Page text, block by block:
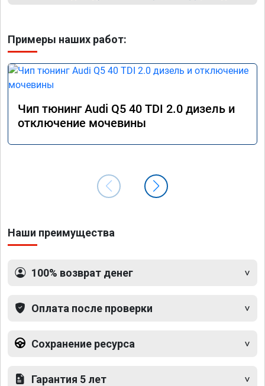
Примеры наших работ:
Чип тюнинг Audi Q5 40 TDI 2.0 дизель и
отключение мочевины
Наши преимущества
100% возврат денег
Оплата после проверки
Сохранение ресурса
Гарантия 5 лет